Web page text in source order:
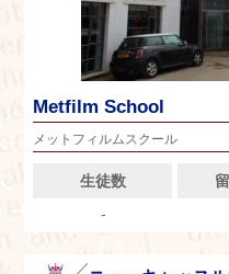
Metfilm School
メットフィルムスクール
生徒数
-